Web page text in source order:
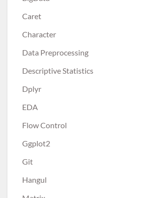
Caret
Character
Data Preprocessing
Descriptive Statistics
Dplyr
EDA
Flow Control
Ggplot2
Git
Hangul